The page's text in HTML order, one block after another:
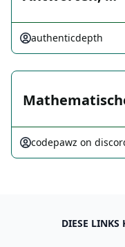
authenticdepth
codepawz on
DIESE LINKS